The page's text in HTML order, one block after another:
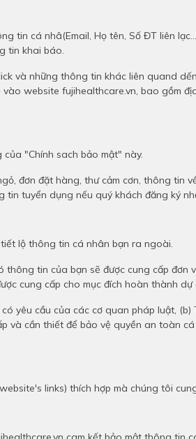
tin cá nhâ(Email, Họ tên, Số ĐT liên
tin khai báo.
và những thông tin khác liên quand
website fujihealthcare.vn, bao gồm
"Chính sach bảo mật" này.
đơn đặt hàng, thư cảm cơn, thông tin
tin tuyển dụng nếu quý khách đăng ký
lộ thông tin cá nhân bạn ra ngoài.
tin của bạn sẽ được cung cấp đơn
cung cấp cho mục đích hoàn thành dự
yêu cầu của các cơ quan pháp luật, (b)
và cần thiết để bảo vệ quyền an toàn
links) thích hợp mà chúng tôi